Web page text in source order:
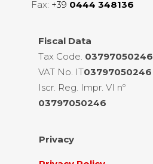
Fax: +39 0444 348136
Fiscal Data
Tax Code. 03797050246
VAT No. IT03797050246
Iscr. Reg. Impr. VI nº
03797050246
Privacy